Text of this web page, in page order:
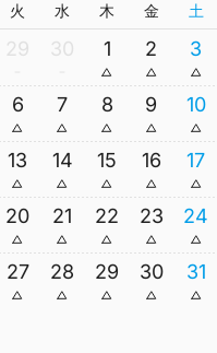
火 水 木 金 土
29 30 1 2 3
6 7 8 9 10
13 14 15 16 17
20 21 22 23 24
27 28 29 30 31